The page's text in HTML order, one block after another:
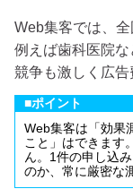
Web集客では、全
例えば歯科医院
競争も激しく広告
■ポイント
Web集客は「効果
こと」はできます
ん。1件の申し込
のか、常に厳密な